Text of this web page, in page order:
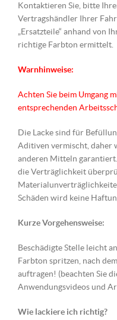
Kontaktieren Sie, bitte
Vertragshändler Ihrer
„Ersatzteile“ anhand von
richtige Farbton ermittelt.
Warnhinweise:
Achten Sie beim Umgang
entsprechenden
Die Lacke sind für
Aditiven vermischt, daher
anderen Mitteln
die Verträglichkeit
Schäden wird keine
Kurze Vorgehensweise:
Beschädigte Stelle leicht
Farbton spritzen, nach
auftragen! (beachten Sie
Anwendungsvideos und
Wie lackiere ich richtig?